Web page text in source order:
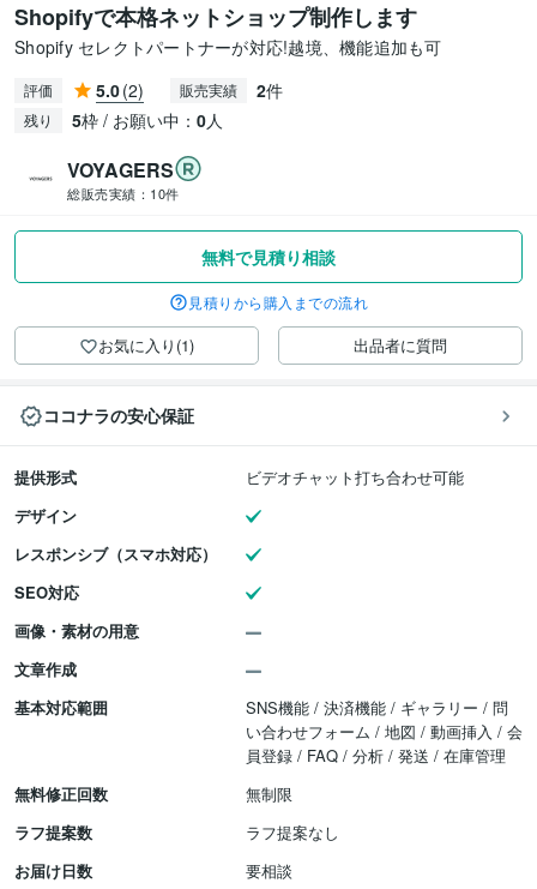
Shopifyで本格ネットショップ制作します
Shopify セレクトパートナーが対応!越境、機能追加も可
評価 5.0(2) 販売実績 2件
残り 5枠 / お願い中： 0人
VOYAGERS
総販売実績： 10件
無料で見積り相談
見積りから購入までの流れ
お気に入り(1) 出品者に質問
ココナラの安心保証
提供形式
ビデオチャット打ち合わせ可能
デザイン
レスポンシブ（スマホ対応）
SEO対応
画像・素材の用意
文章作成
基本対応範囲
SNS機能 / 決済機能 / ギャラリー / 問
い合わせフォーム / 地図 / 動画挿入 / 会
員登録 / FAQ / 分析 / 発送 / 在庫管理
無料修正回数
無制限
ラフ提案数
ラフ提案なし
お届け日数
要相談